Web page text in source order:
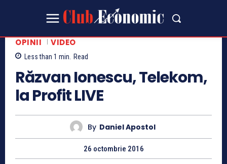
OPINII VIDEO
Less than 1 min. Read
Răzvan Ionescu, Telekom,
la Profit LIVE
By Daniel Apostol
26 octombrie 2016